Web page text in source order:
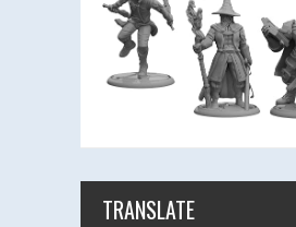
TRANSLATE